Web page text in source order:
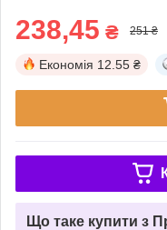
238,45 ₴ 251 ₴
Економія 12.55 ₴
Що таке купити з